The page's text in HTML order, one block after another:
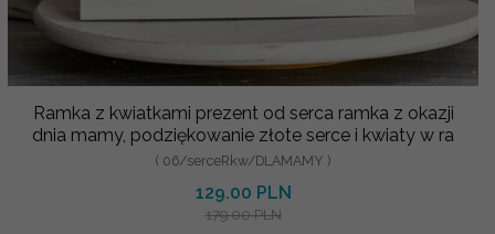
Ramka z kwiatkami prezent od serca ramka z okazji
dnia mamy, podziękowanie złote serce i kwiaty w ra
( 06/serceRkw/DLAMAMY )
129.00 PLN
179.00 PLN